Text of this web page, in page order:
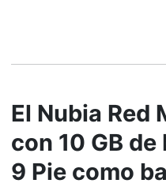
El Nubia Red
con 10 GB
9 Pie como